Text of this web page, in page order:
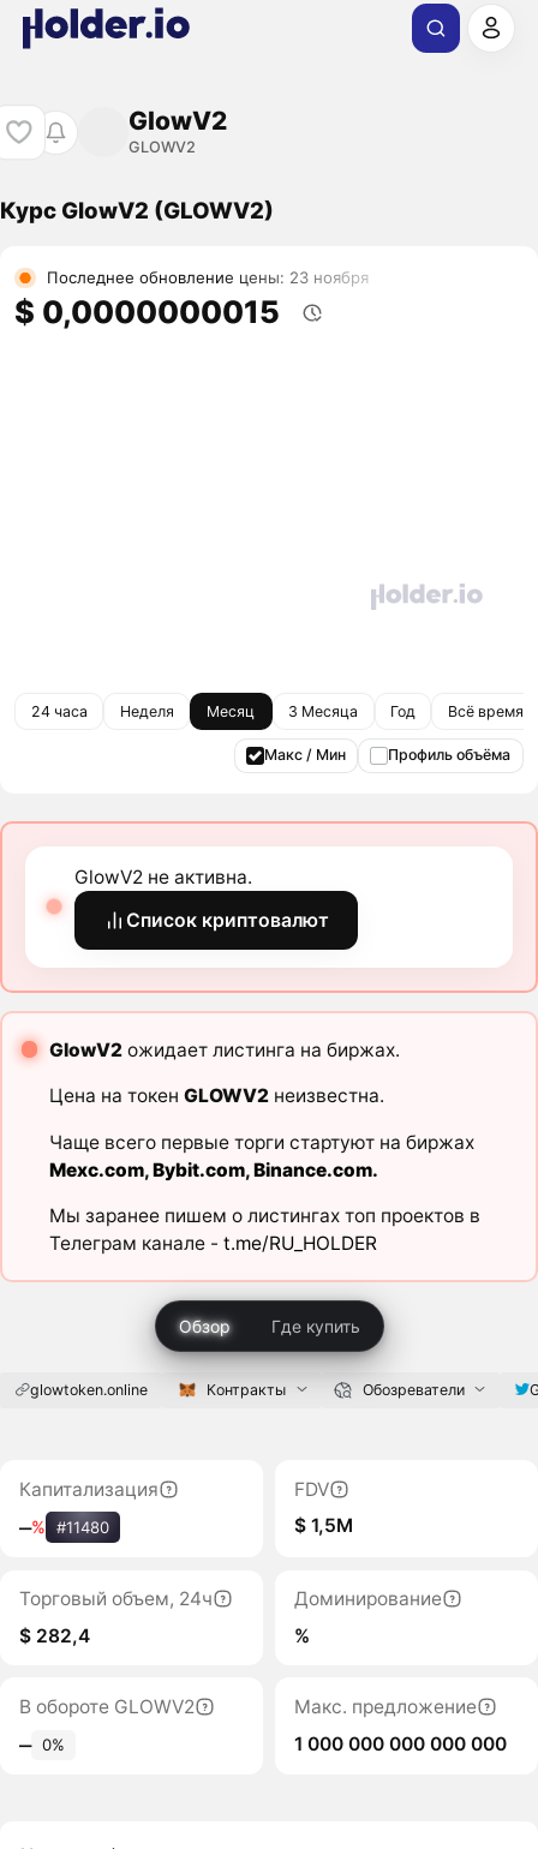
GlowV2
GLOWV2
Курс GlowV2 (GLOWV2)
Последнее обновление цены: 23 ноября
$ 0,0000000015
24 часа Неделя Месяц 3 Месяца Год Всё время
Макс / Мин Профиль объёма
GlowV2 не активна.
Список криптовалют
GlowV2ожидает листинга на биржах.
Цена на токен GLOWV2неизвестна.
Чаще всего первые торги стартуют на биржах
Mexc.com,Bybit.com,Binance.com.
Мы заранее пишем о листингах топ проектов в
Телеграм канале - t.me/RU_HOLDER
Обзор Где купить
glowtoken.online Контракты Обозреватели
Капитализация
‒% #11480
FDV
$ 1,5M
Торговый объем, 24ч
$ 282,4
Доминирование
%
В обороте GLOWV2
‒ 0%
Макс. предложение
1 000 000 000 000 000